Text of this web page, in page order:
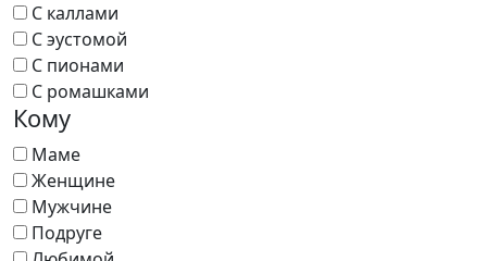
С каллами
С эустомой
С пионами
С ромашками
Кому
Маме
Женщине
Мужчине
Подруге